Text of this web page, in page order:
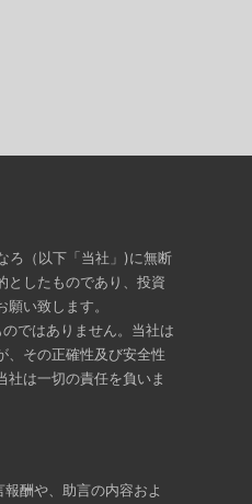
ろ（以下「当社」)に無断
としたものであり、投資
い致します。
ではありません。当社は
、その正確性及び安全性
社は一切の責任を負いま
酬や、助言の内容およ